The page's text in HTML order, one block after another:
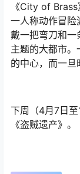
《City of
一人称动作冒
戴一把弯刀和一
主题的大都市
的中心，而一旦
下周（4月7日
《盗贼遗产》。